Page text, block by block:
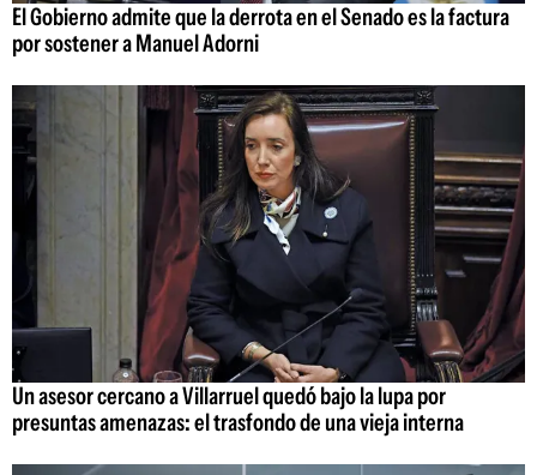
El Gobierno admite que la derrota en el Senado es la factura
por sostener a Manuel Adorni
Un asesor cercano a Villarruel quedó bajo la lupa por
presuntas amenazas: el trasfondo de una vieja interna